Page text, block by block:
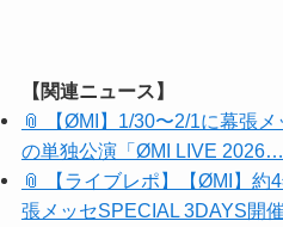
【関連ニュース】
📎 【ØMI】1/30〜2/1に幕張
の単独公演「ØMI LIVE 2026…
📎 【ライブレポ】【ØMI】約
張メッセSPECIAL 3DAYS開